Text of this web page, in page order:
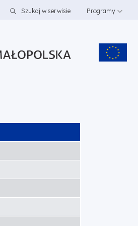
Szukaj w serwisie Programy